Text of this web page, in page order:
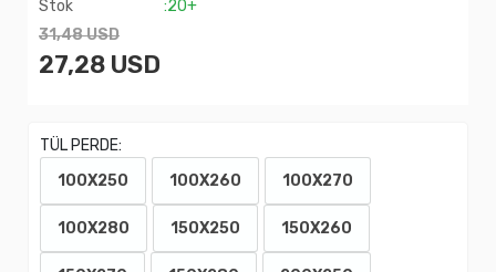
Stok
:20+
31,48 USD
27,28 USD
TÜL PERDE:
100X250
100X260 100X270
100X280 150X250 150X260